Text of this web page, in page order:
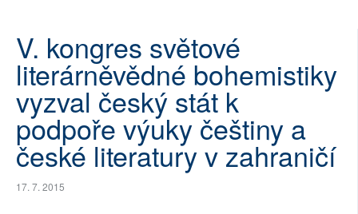
ARCHIV
ROZHOVORY
TÉMATA
NEJČTENĚJŠÍ ZA 7 DNÍ
V. kongres světové
literárněvědné bohemistiky
vyzval český stát k
podpoře výuky češtiny a
české literatury v zahraničí
17. 7. 2015